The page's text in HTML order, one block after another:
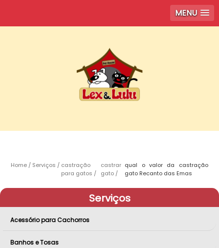
MENU
Home Serviços
castração
para gatos
castrar
gato
qual o valor da castração
gato Recanto das Emas
Serviços
Acessório para Cachorros
Banhos e Tosas